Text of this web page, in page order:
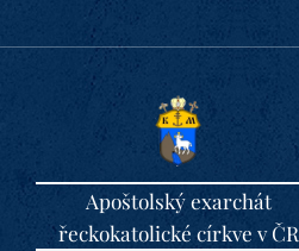
Apoštolský exarchát
řeckokatolické církve v ČR